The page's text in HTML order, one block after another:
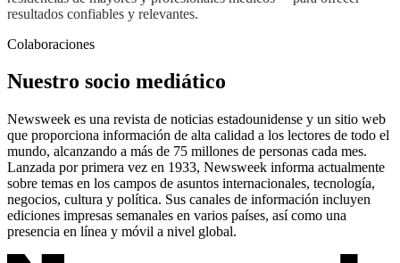
resultados confiables y relevantes.
Colaboraciones
Nuestro socio mediático
Newsweek es una revista de noticias estadounidense y un sitio web
que proporciona información de alta calidad a los lectores de todo el
mundo, alcanzando a más de 75 millones de personas cada mes.
Lanzada por primera vez en 1933, Newsweek informa actualmente
sobre temas en los campos de asuntos internacionales, tecnología,
negocios, cultura y política. Sus canales de información incluyen
ediciones impresas semanales en varios países, así como una
presencia en línea y móvil a nivel global.